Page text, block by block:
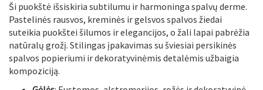
Ši puokštė išsiskiria subtilumu ir harmoninga spalvų derme.
Pastelinės rausvos, kreminės ir gelsvos spalvos žiedai
suteikia puokštei šilumos ir elegancijos, o žali lapai pabrėžia
natūralų grožį. Stilingas įpakavimas su šviesiai persikinės
spalvos popieriumi ir dekoratyvinėmis detalėmis užbaigia
kompoziciją.